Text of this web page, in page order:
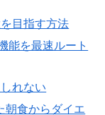
目指す方法
能を最速ルート
れない
朝食からダイエ